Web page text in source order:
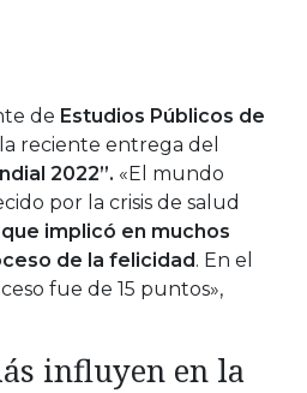
de Estudios Públicos de
reciente entrega del
2022”. «El mundo
por la crisis de salud
que implicó en muchos
de la felicidad . En el
fue de 15 puntos»,
influyen en la